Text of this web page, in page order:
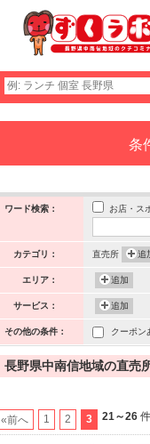
条
ワード検索： お店・ス
カテゴリ： 直売所 追
エリア： 追加
サービス： 追加
その他の条件： クーポン
長野県中南信地域の直売
«前へ 1 2 3 21～26